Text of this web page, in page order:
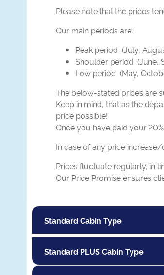
Please note that the prices
Our main periods are:
Peak period (July,
Shoulder period (June,
Low period (May,
The below-stated prices are
Keep in mind, that as the
price possible!
Once you have paid your
In case of any price
Prices fluctuate regularly, in
Our Price Promise ensures
Standard Cabin Type
Standard PLUS Cabin Type